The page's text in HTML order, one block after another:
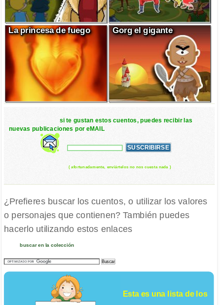
La princesa de fuego Gorg el gigante
si te gustan estos cuentos, puedes recibir las
nuevas publicaciones por eMAIL
( afortunadamente, enviártelos no nos cuesta nada )
¿Prefieres buscar los cuentos, o utilizar los valores
o personajes que contienen? También puedes
hacerlo utilizando estos enlaces
buscar en la colección
Esta es una lista de los